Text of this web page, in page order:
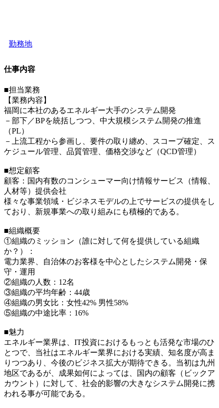
勤務地
仕事内容
■担当業務
【業務内容】
福岡に本社のあるエネルギー大手のシステム開発
－部下／BPを統括しつつ、中大規模システム開発の推進
（PL）
－上流工程から参画し、要件の取り纏め、スコープ確定、ス
ケジュール管理、品質管理、価格交渉など（QCD管理）
■想定顧客
顧客：国内有数のコンシューマー向け情報サービス（情報、
人材等）提供会社
様々な事業領域・ビジネスモデルの上でサービスの提供をし
ており、新規事業への取り組みにも積極的である。
■組織概要
①組織のミッション（誰に対して何を提供している組織
か？）：
電力業界、自治体のお客様を中心としたシステム開発・保
守・運用
②組織の人数：12名
③組織の平均年齢：44歳
④組織の男女比：女性42% 男性58%
⑤組織の中途比率：16%
■魅力
エネルギー業界は、IT投資におけるもっとも活発な市場のひ
とつで、当社はエネルギー業界における実績、知名度が高ま
りつつあり、今後のビジネス拡大が期待できる。当初は九州
地区であるが、成果如何によっては、国内の顧客（ビックア
カウント）に対して、社会的影響の大きなシステム開発に携
われる事が可能である。